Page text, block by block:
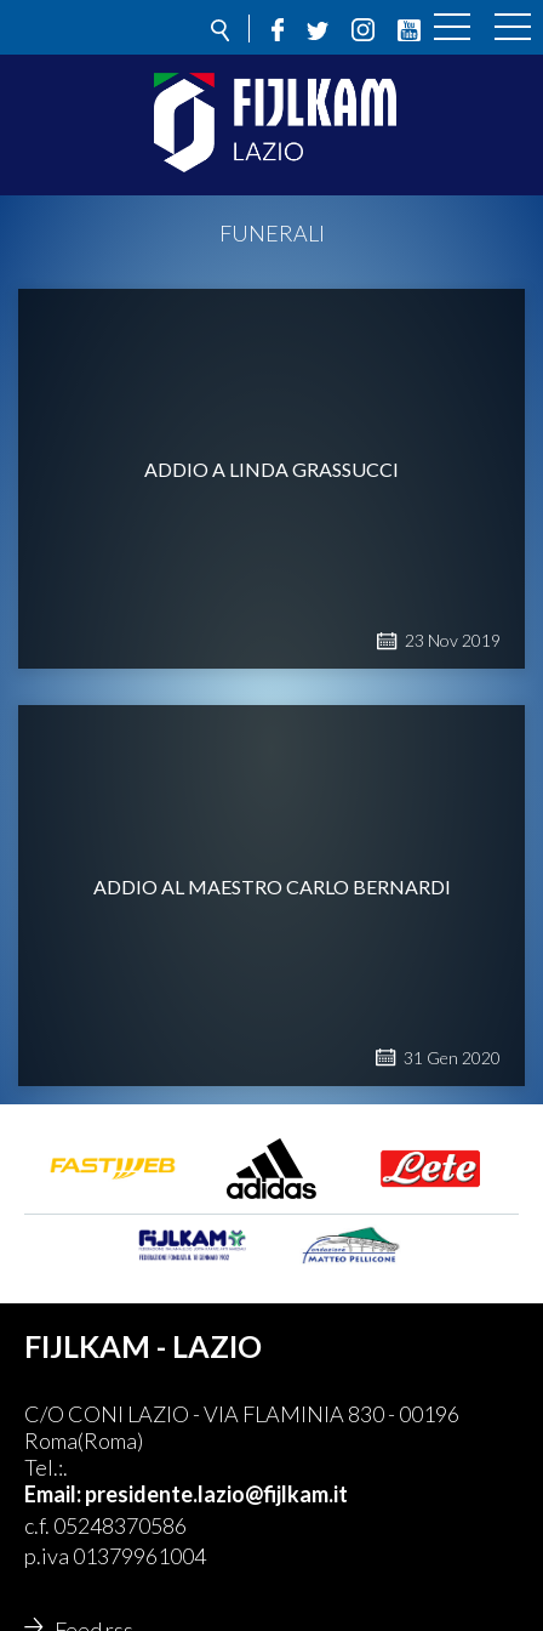
FUNERALI
ADDIO A LINDA GRASSUCCI
23 Nov 2019
ADDIO AL MAESTRO CARLO BERNARDI
31 Gen 2020
FIJLKAM - LAZIO
C/O CONI LAZIO - VIA FLAMINIA 830 - 00196
Roma(Roma)
Tel.:.
Email: presidente.lazio@fijlkam.it
c.f. 05248370586
p.iva 01379961004